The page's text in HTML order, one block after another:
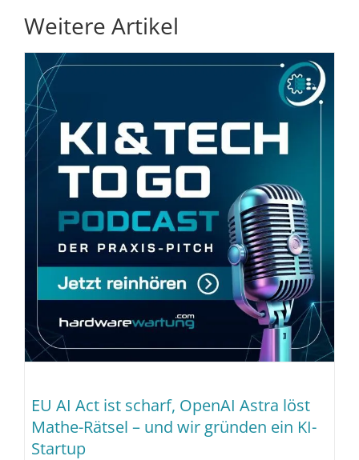
Weitere Artikel
EU AI Act ist scharf, OpenAI Astra löst
Mathe-Rätsel – und wir gründen ein KI-
Startup